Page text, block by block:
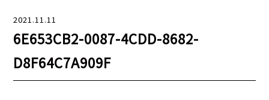
2021.11.11
6E653CB2-0087-4CDD-8682-
D8F64C7A909F